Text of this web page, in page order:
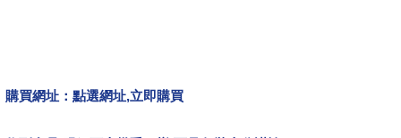
購買網址： 點選網址,立即購買